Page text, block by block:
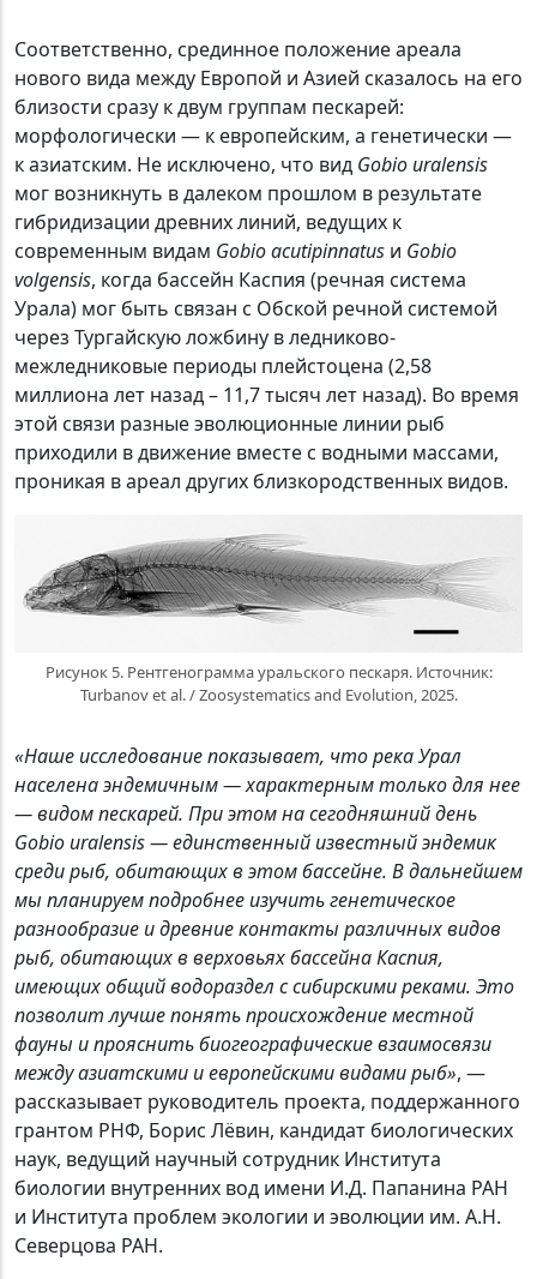
Соответственно, срединное положение ареала
нового вида между Европой и Азией сказалось на его
близости сразу к двум группам пескарей:
морфологически — к европейским, а генетически —
к азиатским. Не исключено, что вид Gobio uralensis
мог возникнуть в далеком прошлом в результате
гибридизации древних линий, ведущих к
современным видам Gobio acutipinnatus и Gobio
volgensis, когда бассейн Каспия (речная система
Урала) мог быть связан с Обской речной системой
через Тургайскую ложбину в ледниково-
межледниковые периоды плейстоцена (2,58
миллиона лет назад – 11,7 тысяч лет назад). Во время
этой связи разные эволюционные линии рыб
приходили в движение вместе с водными массами,
проникая в ареал других близкородственных видов.
Рисунок 5. Рентгенограмма уральского пескаря. Источник:
Turbanov et al. / Zoosystematics and Evolution, 2025.
«Наше исследование показывает, что река Урал
населена эндемичным — характерным только для нее
— видом пескарей. При этом на сегодняшний день
Gobio uralensis — единственный известный эндемик
среди рыб, обитающих в этом бассейне. В дальнейшем
мы планируем подробнее изучить генетическое
разнообразие и древние контакты различных видов
рыб, обитающих в верховьях бассейна Каспия,
имеющих общий водораздел с сибирскими реками. Это
позволит лучше понять происхождение местной
фауны и прояснить биогеографические взаимосвязи
между азиатскими и европейскими видами рыб», —
рассказывает руководитель проекта, поддержанного
грантом РНФ, Борис Лёвин, кандидат биологических
наук, ведущий научный сотрудник Института
биологии внутренних вод имени И.Д. Папанина РАН
и Института проблем экологии и эволюции им. А.Н.
Северцова РАН.